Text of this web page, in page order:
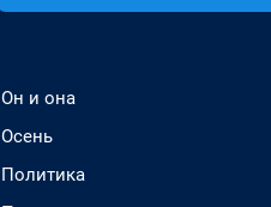
Он и она
Осень
Политика